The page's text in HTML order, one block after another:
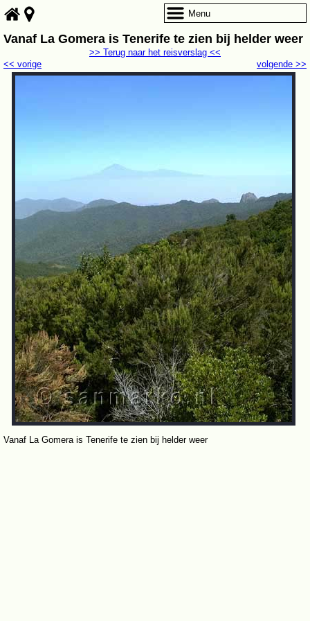
Vanaf La Gomera is Tenerife te zien bij helder weer
volgende >>
<< vorige
>> Terug naar het reisverslag <<
Vanaf La Gomera is Tenerife te zien bij helder weer
Menu